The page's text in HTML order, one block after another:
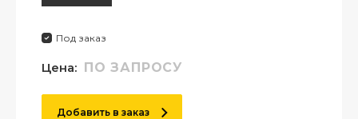
Под заказ
Цена: ПО ЗАПРОСУ
Добавить в заказ